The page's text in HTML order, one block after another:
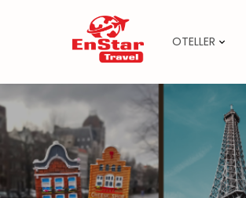
İçeriğe
OTELLER